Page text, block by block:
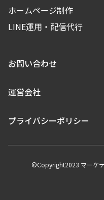
ホームページ制作
LINE運用・配信代行
お問い合わせ
運営会社
プライバシーポリシー
©Copyright2023 マーケ